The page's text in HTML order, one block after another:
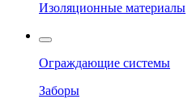
Изоляционные материалы
Ограждающие системы
Заборы